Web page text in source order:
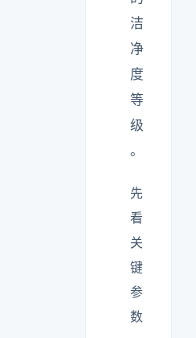
洁
净
度
等
级
。
先
看
关
键
参
数